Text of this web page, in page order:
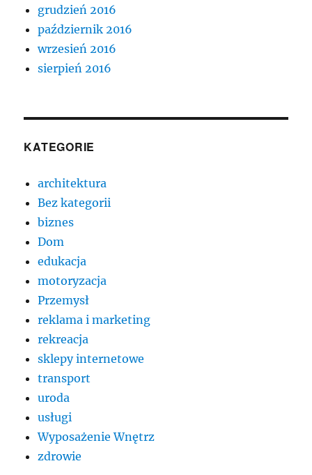
grudzień 2016
październik 2016
wrzesień 2016
sierpień 2016
KATEGORIE
architektura
Bez kategorii
biznes
Dom
edukacja
motoryzacja
Przemysł
reklama i marketing
rekreacja
sklepy internetowe
transport
uroda
usługi
Wyposażenie Wnętrz
zdrowie